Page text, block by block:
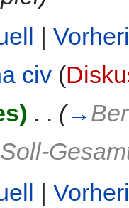
|
civ (
. . (→
|